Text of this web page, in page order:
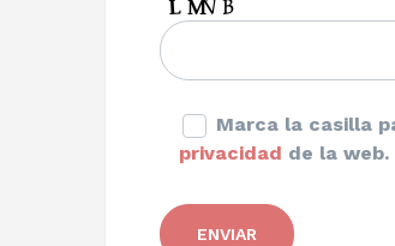
Marca la casilla
privacidad de la web.